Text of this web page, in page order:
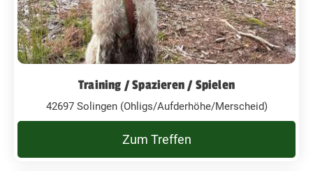
Training / Spazieren / Spielen
42697 Solingen (Ohligs/Aufderhöhe/Merscheid)
Zum Treffen